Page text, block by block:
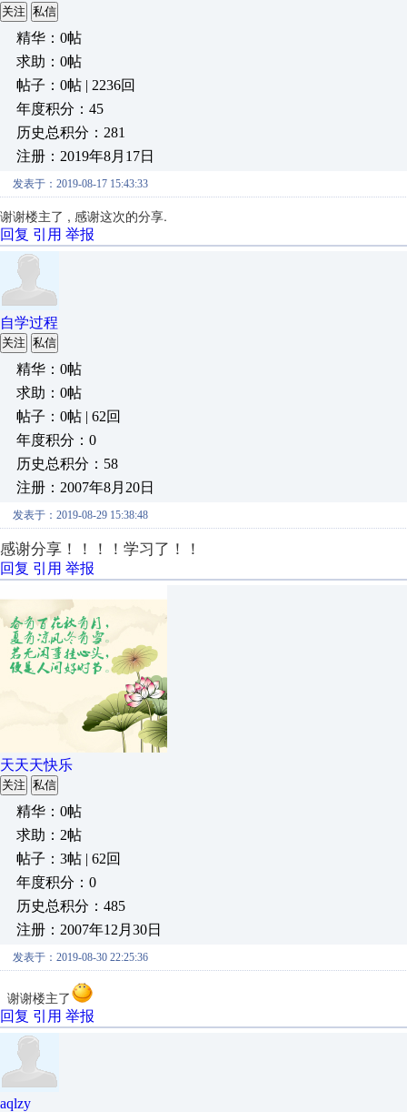
关注 私信
精华：0帖
求助：0帖
帖子：0帖 | 2236回
年度积分：45
历史总积分：281
注册：2019年8月17日
发表于：2019-08-17 15:43:33
谢谢楼主了 , 感谢这次的分享.
回复 引用 举报
自学过程
关注 私信
精华：0帖
求助：0帖
帖子：0帖 | 62回
年度积分：0
历史总积分：58
注册：2007年8月20日
发表于：2019-08-29 15:38:48
感谢分享！！！！学习了！！
回复 引用 举报
天天天快乐
关注 私信
精华：0帖
求助：2帖
帖子：3帖 | 62回
年度积分：0
历史总积分：485
注册：2007年12月30日
发表于：2019-08-30 22:25:36
谢谢楼主了
回复 引用 举报
aqlzy